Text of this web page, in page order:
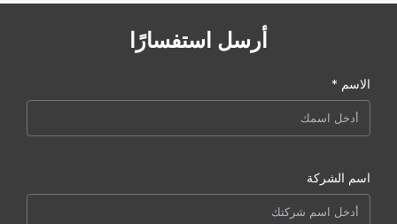
أرسل استفسارًا
الاسم *
اسم الشركة